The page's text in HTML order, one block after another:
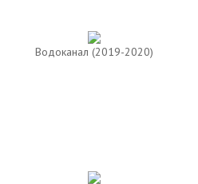
Водоканал (2019-2020)